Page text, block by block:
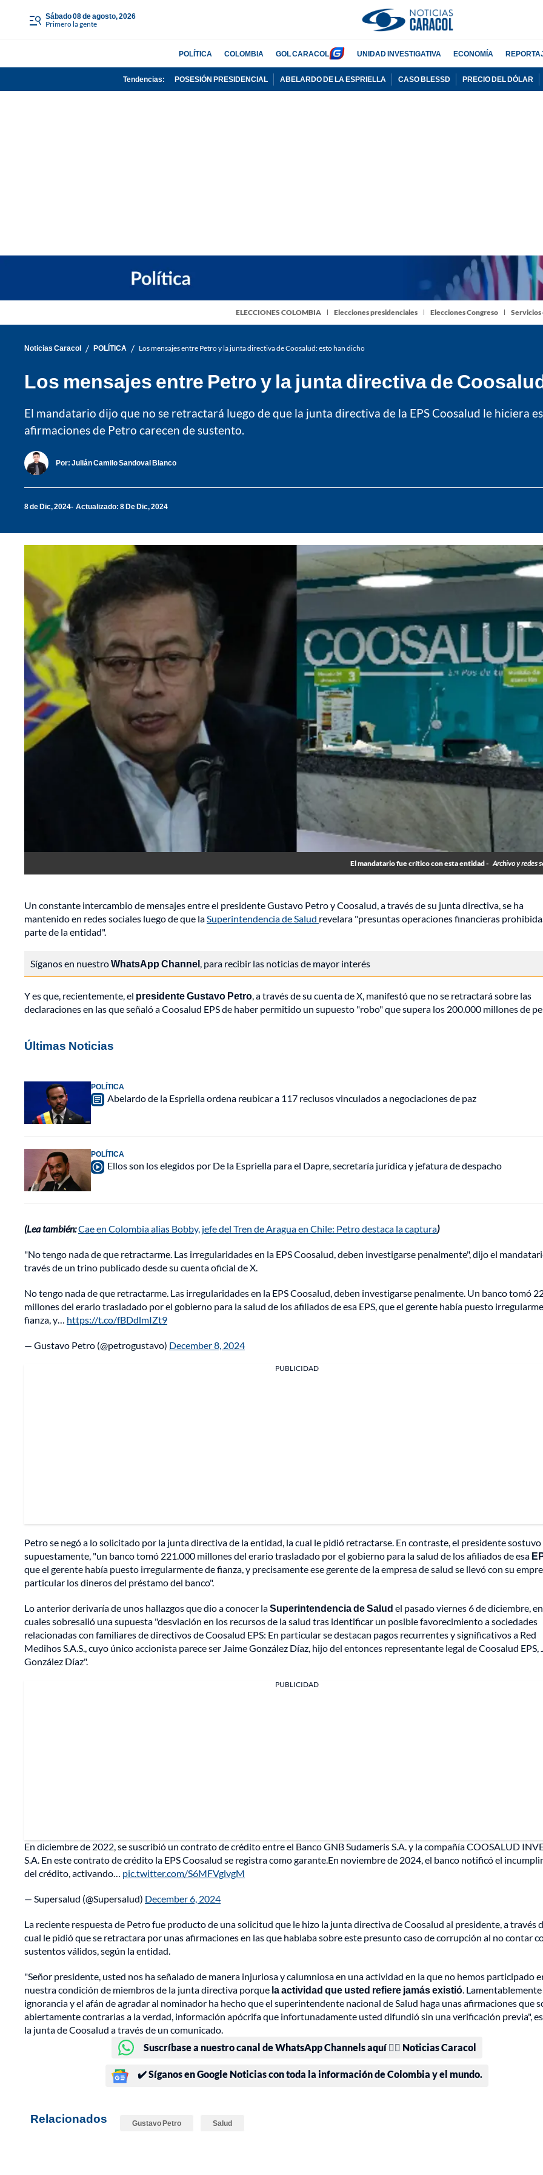
sábado 08 de agosto, 2026
Primero la gente
POLÍTICA COLOMBIA GOL CARACOL UNIDAD INVESTIGATIVA ECONOMÍA
Tendencias: POSESIÓN PRESIDENCIAL ABELARDO DE LA ESPRIELLA CASO BLESSD PRECIO DEL DÓLAR
ELECCIONES COLOMBIA Elecciones presidenciales Elecciones Congreso
Noticias Caracol / POLÍTICA / Los mensajes entre Petro y la junta directiva de Coosalud: esto han dicho
Los mensajes entre Petro y la junta directiva de
El mandatario dijo que no se retractará luego de que la junta directiva de la EPS Coosalud le hiciera
afirmaciones de Petro carecen de sustento.
Por: Julián Camilo Sandoval Blanco
8 de Dic, 2024 Actualizado: 8 De Dic, 2024
El mandatario fue crítico con esta entidad - Archivo y redes
Un constante intercambio de mensajes entre el presidente Gustavo Petro y Coosalud, a través de su junta directiva, se ha
mantenido en redes sociales luego de que laSuperintendencia de Salud revelara "presuntas operaciones financieras
parte de la entidad".
Síganos en nuestroWhatsApp Channel, para recibir las noticias de mayor interés
Y es que, recientemente, el presidente Gustavo Petro, a través de su cuenta de X, manifestó que no se retractará sobre las
declaraciones en las que señaló a Coosalud EPS de haber permitido un supuesto "robo" que supera los 200.000 millones de
Últimas Noticias
POLÍTICA
Abelardo de la Espriella ordena reubicar a 117 reclusos vinculados a negociaciones de paz
POLÍTICA
Ellos son los elegidos por De la Espriella para el Dapre, secretaría jurídica y jefatura de despacho
(Lea también:Cae en Colombia alias Bobby, jefe del Tren de Aragua en Chile: Petro destaca la captura)
"No tengo nada de que retractarme. Las irregularidades en la EPS Coosalud, deben investigarse penalmente", dijo el
través de un trino publicado desde su cuenta oficial de X.
No tengo nada de que retractarme. Las irregularidades en la EPS Coosalud, deben investigarse penalmente. Un banco tomó
millones del erario trasladado por el gobierno para la salud de los afiliados de esa EPS, que el gerente había puesto
fianza, y… https://t.co/fBDdlmIZt9
— Gustavo Petro (@petrogustavo) December 8, 2024
PUBLICIDAD
Petro se negó a lo solicitado por la junta directiva de la entidad, la cual le pidió retractarse. En contraste, el presidente sostuvo
supuestamente, "un banco tomó 221.000 millones del erario trasladado por el gobierno para la salud de los afiliados de esa
que el gerente había puesto irregularmente de fianza, y precisamente ese gerente de la empresa de salud se llevó con su
particular los dineros del préstamo del banco".
Lo anterior derivaría de unos hallazgos que dio a conocer laSuperintendencia de Salud el pasado viernes 6 de diciembre,
cuales sobresalió una supuesta "desviación en los recursos de la salud tras identificar un posible favorecimiento a sociedades
relacionadas con familiares de directivos de Coosalud EPS: En particular se destacan pagos recurrentes y significativos a Red
Medihos S.A.S., cuyo único accionista parece ser Jaime González Díaz, hijo del entonces representante legal de Coosalud EPS,
González Díaz".
PUBLICIDAD
En diciembre de 2022, se suscribió un contrato de crédito entre el Banco GNB Sudameris S.A. y la compañía COOSALUD
S.A. En este contrato de crédito la EPS Coosalud se registra como garante.En noviembre de 2024, el banco notificó el
del crédito, activando… pic.twitter.com/S6MFVglvgM
— Supersalud (@Supersalud) December 6, 2024
La reciente respuesta de Petro fue producto de una solicitud que le hizo la junta directiva de Coosalud al presidente, a través
cual le pidió que se retractara por unas afirmaciones en las que hablaba sobre este presunto caso de corrupción al no contar
sustentos válidos, según la entidad.
"Señor presidente, usted nos ha señalado de manera injuriosa y calumniosa en una actividad en la que no hemos participado
nuestra condición de miembros de la junta directiva porque la actividad que usted refiere jamás existió.
ignorancia y el afán de agradar al nominador ha hecho que el superintendente nacional de Salud haga unas afirmaciones que
abiertamente contrarias a la verdad, información apócrifa que infortunadamente usted difundió sin una verificación previa",
la junta de Coosalud a través de un comunicado.
Suscríbase a nuestro canal de WhatsApp Channels aquí 👉🏻 Noticias Caracol
✔️ Síganos en Google Noticias con toda la información de Colombia y el mundo.
Relacionados Gustavo Petro Salud